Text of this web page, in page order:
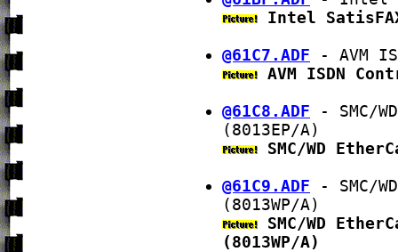
Intel
@61C7.ADF - AVM
AVM ISDN
@61C8.ADF - SMC/
(8013EP/A)
SMC/WD
@61C9.ADF - SMC/
(8013WP/A)
SMC/WD
(8013WP/A)